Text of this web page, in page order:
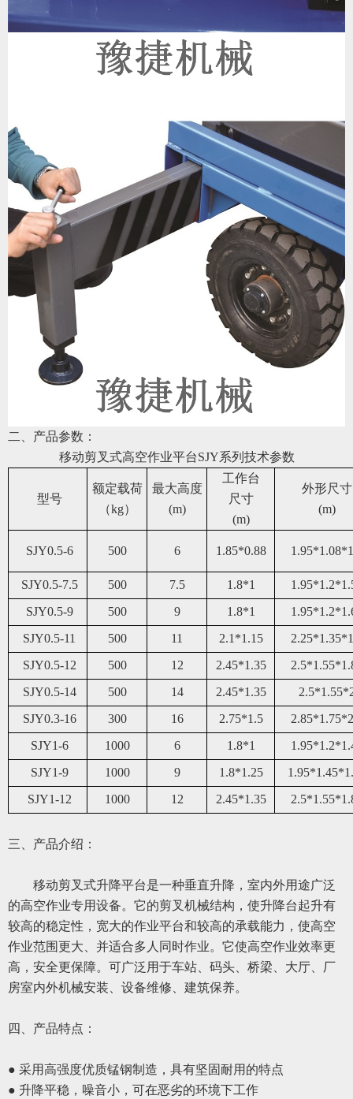
二、产品参数：
移动剪叉式高空作业平台SJY系列 技术参数
型号
额定载荷
（kg）
最大高度
(m)
工作台
尺寸
(m)
外形尺寸
(m)
SJY0.5-6 500 6 1.85*0.88
SJY0.5-7.5 500 7.5 1.8*1
SJY0.5-9
500 9 1.8*1
SJY0.5-11
500 11 2.1*1.15
SJY0.5-12
500 12 2.45*1.35
SJY0.5-14 500 14 2.45*1.35
SJY0.3-16
300 16 2.75*1.5
SJY1-6
1000 6 1.8*1
SJY1-9
1000 9 1.8*1.25
SJY1-12
1000 12 2.45*1.35
三、 产品介绍：
移动剪叉式升降平台是一种垂直升降，室内外用途广泛
的高空作业专用设备。它的剪叉机械结构，使升降台起升有
较高的稳定性，宽大的作业平台和较高的承载能力，使高空
作业范围更大、并适合多人同时作业。它使高空作业效率更
高，安全更保障。可广泛用于车站、码头、桥梁、大厅、厂
房室内外机械安装、设备维修、建筑保养。
四、 产品特点：
● 采用高强度优质锰钢制造，具有坚固耐用的特点
● 升降平稳，噪音小，可在恶劣的环境下工作